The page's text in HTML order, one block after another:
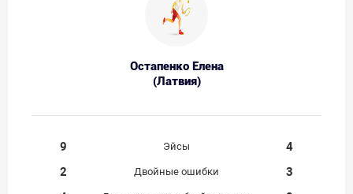
Остапенко Елена
(Латвия)
9 Эйсы
4
2
Двойные ошибки
3